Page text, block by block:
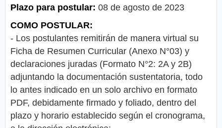
Plazo para postular: 08 de agosto de 2023
COMO POSTULAR:
- Los postulantes remitirán de manera virtual su
Ficha de Resumen Curricular (Anexo N°03) y
declaraciones juradas (Formato N°2: 2A y 2B)
adjuntando la documentación sustentatoria, todo
lo antes indicado en un solo archivo en formato
PDF, debidamente firmado y foliado, dentro del
plazo y horario establecido según el cronograma,